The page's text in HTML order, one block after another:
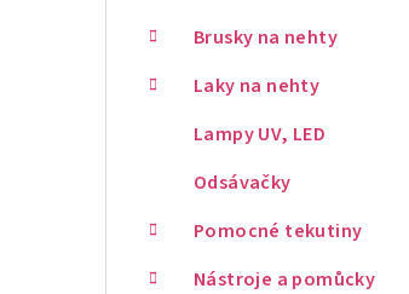
Brusky na nehty
Laky na nehty
Lampy UV, LED
Odsávačky
Pomocné tekutiny
Nástroje a pomůcky